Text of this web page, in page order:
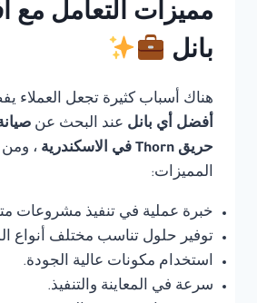
مميزات التعامل مع
بانل
هناك أسباب كثيرة تجعل العملاء
أفضل أي بانل عند البحث عن
حريق Thorn في الاسكندرية
، ومن
المميزات:
خبرة عملية في تنفيذ مشروعات
توفير حلول تناسب مختلف أنواع
استخدام مكونات عالية الجودة.
سرعة في المعاينة والتنفيذ.